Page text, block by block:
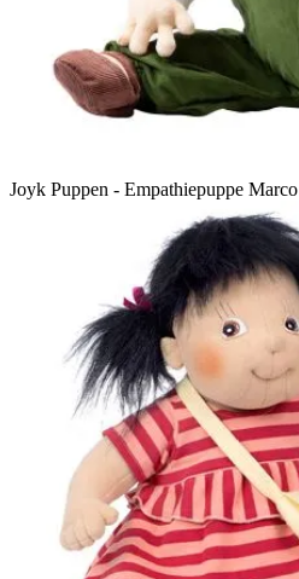
Joyk Puppen - Empathiepuppe Marco